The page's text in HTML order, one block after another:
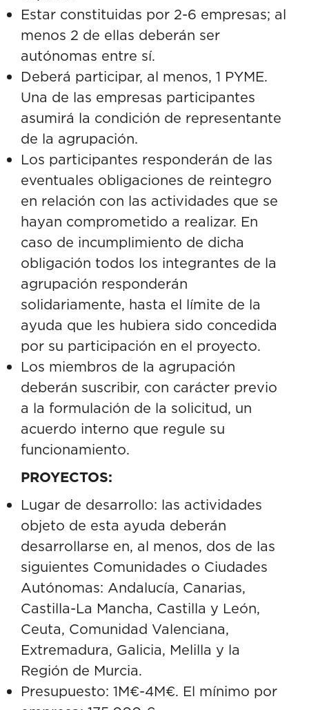
Estar constituidas por 2-6 empresas; al
menos 2 de ellas deberán ser
autónomas entre sí.
Deberá participar, al menos, 1 PYME.
Una de las empresas participantes
asumirá la condición de representante
de la agrupación.
Los participantes responderán de las
eventuales obligaciones de reintegro
en relación con las actividades que se
hayan comprometido a realizar. En
caso de incumplimiento de dicha
obligación todos los integrantes de la
agrupación responderán
solidariamente, hasta el límite de la
ayuda que les hubiera sido concedida
por su participación en el proyecto.
Los miembros de la agrupación
deberán suscribir, con carácter previo
a la formulación de la solicitud, un
acuerdo interno que regule su
funcionamiento.
PROYECTOS:
Lugar de desarrollo: las actividades
objeto de esta ayuda deberán
desarrollarse en, al menos, dos de las
siguientes Comunidades o Ciudades
Autónomas: Andalucía, Canarias,
Castilla-La Mancha, Castilla y León,
Ceuta, Comunidad Valenciana,
Extremadura, Galicia, Melilla y la
Región de Murcia.
Presupuesto: 1M€-4M€. El mínimo por